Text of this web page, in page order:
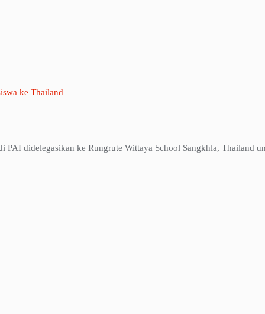
ke Thailand
PAI didelegasikan ke Rungrute Wittaya School Sangkhla, Thailand